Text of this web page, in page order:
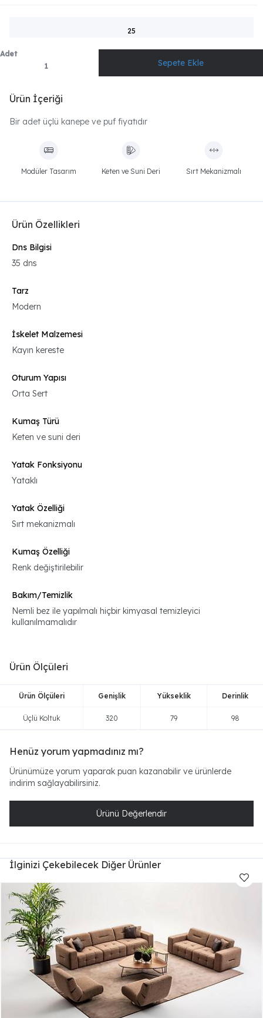
25
Adet
Ürün İçeriği
Bir adet üçlü kanepe ve puf fiyatıdır
Modüler Tasarım Keten ve Suni Deri Sırt Mekanizmalı
Ürün Özellikleri
Dns Bilgisi
35 dns
Tarz
Modern
İskelet Malzemesi
Kayın kereste
Oturum Yapısı
Orta Sert
Kumaş Türü
Keten ve suni deri
Yatak Fonksiyonu
Yataklı
Yatak Özelliği
Sırt mekanizmalı
Kumaş Özelliği
Renk değiştirilebilir
Bakım/Temizlik
Nemli bez ile yapılmalı hiçbir kimyasal temizleyici
kullanılmamalıdır
Ürün Ölçüleri
Ürün Ölçüleri Genişlik Yükseklik Derinlik
Üçlü Koltuk 320 79 98
Henüz yorum yapmadınız mı?
Ürünümüze yorum yaparak puan kazanabilir ve ürünlerde
indirim sağlayabilirsiniz.
Ürünü Değerlendir
İlginizi Çekebilecek Diğer Ürünler